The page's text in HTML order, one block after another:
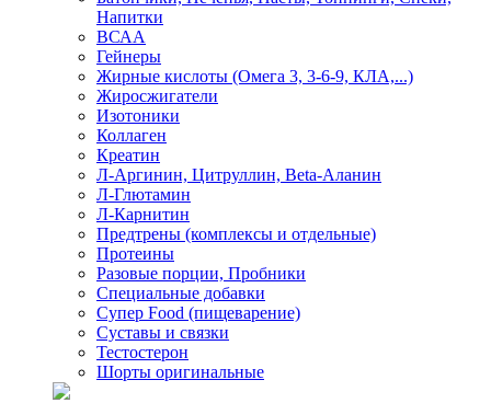
Напитки
ВСАА
Гейнеры
Жирные кислоты (Омега 3, 3-6-9, КЛА,...)
Жиросжигатели
Изотоники
Коллаген
Креатин
Л-Аргинин, Цитруллин, Beta-Аланин
Л-Глютамин
Л-Карнитин
Предтрены (комплексы и отдельные)
Протеины
Разовые порции, Пробники
Специальные добавки
Супер Food (пищеварение)
Суставы и связки
Тестостерон
Шорты оригинальные